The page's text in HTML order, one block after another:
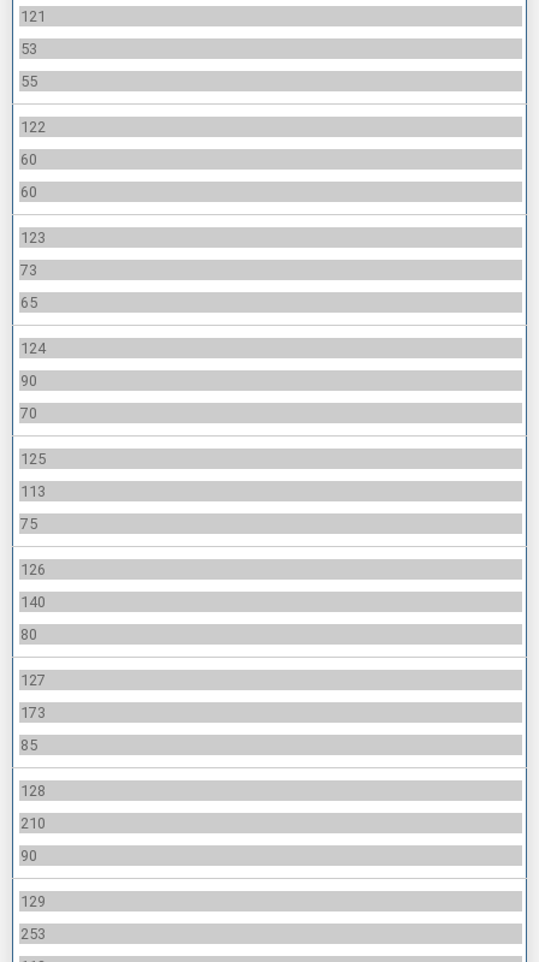
121
53
55
122
60
60
123
73
65
124
90
70
125
113
75
126
140
80
127
173
85
128
210
90
129
253